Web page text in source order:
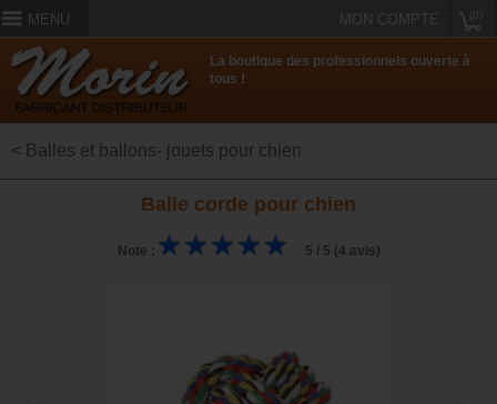
MENU MON COMPTE
La boutique des professionnels ouverte à
tous !
< Balles et ballons- jouets pour chien
Balle corde pour chien
Note : 5 / 5 (4 avis)